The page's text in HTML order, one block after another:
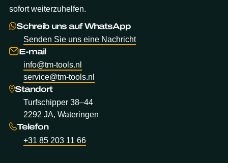
sofort weiterzuhelfen.
Schreib uns auf WhatsApp
Senden Sie uns eine Nachricht
E-mail
info@tm-tools.nl
service@tm-tools.nl
Standort
Turfschipper 38–44
2292 JA, Wateringen
Telefon
+31 85 203 11 66